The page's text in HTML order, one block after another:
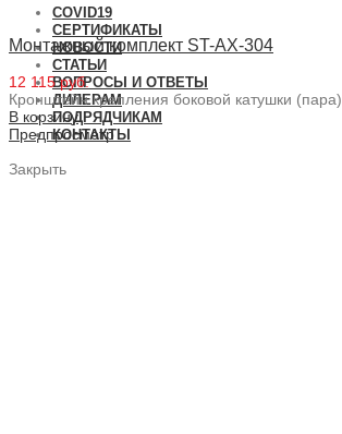
COVID19
СЕРТИФИКАТЫ
НОВОСТИ
СТАТЬИ
ВОПРОСЫ И ОТВЕТЫ
ДИЛЕРАМ
ПОДРЯДЧИКАМ
КОНТАКТЫ
Монтажный комплект ST-AX-304
12 115 руб.
Кронштейн крепления боковой катушки (пара)
В корзину
Предпросмотр
Закрыть